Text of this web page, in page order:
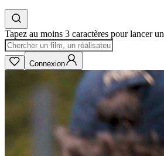
Tapez au moins 3 caractères pour lancer
Connexion